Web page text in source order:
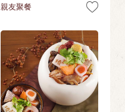
親友聚餐